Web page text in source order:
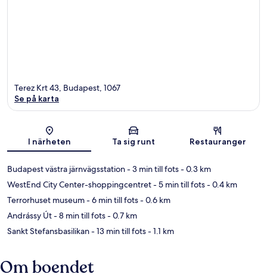
Karta
Terez Krt 43, Budapest, 1067
Se på karta
I närheten Ta sig runt Restauranger
Budapest västra järnvägsstation- 3 min till fots- 0.3 km
WestEnd City Center-shoppingcentret- 5 min till fots- 0.4 km
Terrorhuset museum- 6 min till fots- 0.6 km
Andrássy Út- 8 min till fots- 0.7 km
Sankt Stefansbasilikan- 13 min till fots- 1.1 km
Om boendet